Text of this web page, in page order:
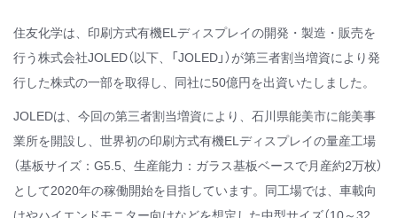
住友化学は、印刷方式有機ELディスプレイの開発・製造・販売を
行う株式会社JOLED（以下、「JOLED」）が第三者割当増資により発
行した株式の一部を取得し、同社に50億円を出資いたしました。
JOLEDは、今回の第三者割当増資により、石川県能美市に能美事
業所を開設し、世界初の印刷方式有機ELディスプレイの量産工場
（基板サイズ：G5.5、生産能力：ガラス基板ベースで月産約2万枚）
として2020年の稼働開始を目指しています。同工場では、車載向
けやハイエンドモニター向けなどを想定した中型サイズ（10～32